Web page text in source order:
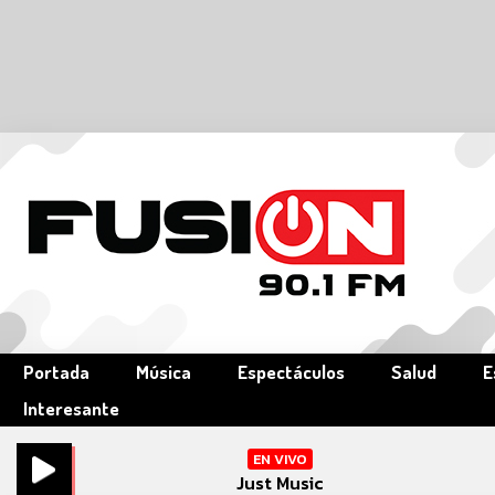
Portada Música Espectáculos Salud
Interesante
EN VIVO
Just Music